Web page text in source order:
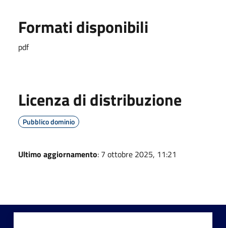
Formati disponibili
pdf
Licenza di distribuzione
Pubblico dominio
Ultimo aggiornamento: 7 ottobre 2025, 11:21